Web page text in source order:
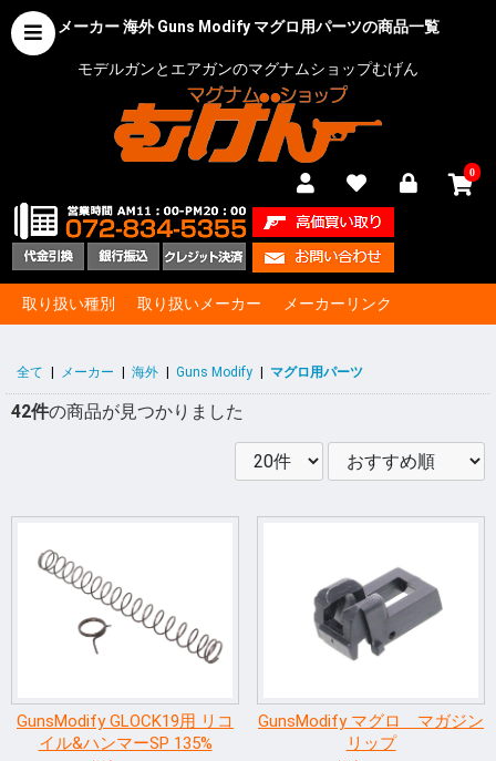
メーカー 海外 Guns Modify マグロ用パーツの商品一覧
モデルガンとエアガンのマグナムショップむげん
0
取り扱い種別 取り扱いメーカー メーカーリンク
全て メーカー 海外 Guns Modify マグロ用パーツ
42件の商品が見つかりました
GunsModify GLOCK19用 リコ
イル&ハンマーSP 135%
GunsModify マグロ マガジン
リップ